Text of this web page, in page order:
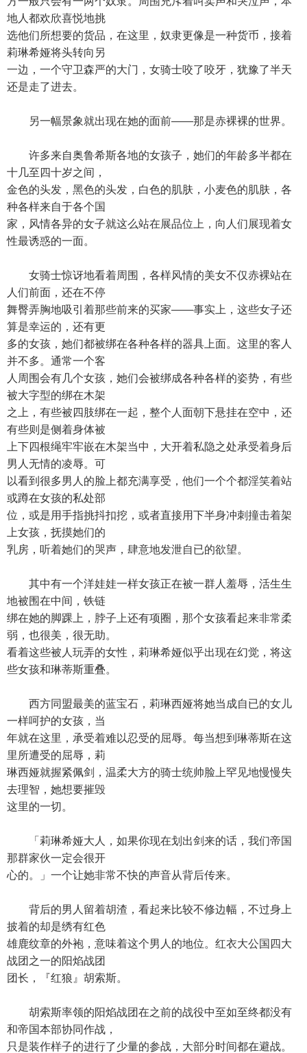
地人都欢欣喜悦地挑
选他们所想要的货品，在这里，奴隶更像是一种货币，接着
莉琳希娅将头转向另
一边，一个守卫森严的大门，女骑士咬了咬牙，犹豫了半天
还是走了进去。
另一幅景象就出现在她的面前——那是赤裸裸的世界。
许多来自奥鲁希斯各地的女孩子，她们的年龄多半都在
十几至四十岁之间，
金色的头发，黑色的头发，白色的肌肤，小麦色的肌肤，各
种各样来自于各个国
家，风情各异的女子就这么站在展品位上，向人们展现着女
性最诱惑的一面。
女骑士惊讶地看着周围，各样风情的美女不仅赤裸站在
人们前面，还在不停
舞臀弄胸地吸引着那些前来的买家——事实上，这些女子还
算是幸运的，还有更
多的女孩，她们都被绑在各种各样的器具上面。这里的客人
并不多。通常一个客
人周围会有几个女孩，她们会被绑成各种各样的姿势，有些
被大字型的绑在木架
之上，有些被四肢绑在一起，整个人面朝下悬挂在空中，还
有些则是侧着身体被
上下四根绳牢牢嵌在木架当中，大开着私隐之处承受着身后
男人无情的凌辱。可
以看到很多男人的脸上都充满享受，他们一个个都淫笑着站
或蹲在女孩的私处部
位，或是用手指挑抖扣挖，或者直接用下半身冲刺撞击着架
上女孩，抚摸她们的
乳房，听着她们的哭声，肆意地发泄自已的欲望。
其中有一个洋娃娃一样女孩正在被一群人羞辱，活生生
地被围在中间，铁链
绑在她的脚踝上，脖子上还有项圈，那个女孩看起来非常柔
弱，也很美，很无助。
看着这些被人玩弄的女性，莉琳希娅似乎出现在幻觉，将这
些女孩和琳蒂斯重叠。
西方同盟最美的蓝宝石，莉琳西娅将她当成自已的女儿
一样呵护的女孩，当
年就在这里，承受着难以忍受的屈辱。每当想到琳蒂斯在这
里所遭受的屈辱，莉
琳西娅就握紧佩剑，温柔大方的骑士统帅脸上罕见地慢慢失
去理智，她想要摧毁
这里的一切。
「莉琳希娅大人，如果你现在划出剑来的话，我们帝国
那群家伙一定会很开
心的。」一个让她非常不快的声音从背后传来。
背后的男人留着胡渣，看起来比较不修边幅，不过身上
披着的却是绣有红色
雄鹿纹章的外袍，意味着这个男人的地位。红衣大公国四大
战团之一的阳焰战团
团长，『红狼』胡索斯。
胡索斯率领的阳焰战团在之前的战役中至如至终都没有
和帝国本部协同作战，
只是装作样子的进行了少量的参战，大部分时间都在避战。